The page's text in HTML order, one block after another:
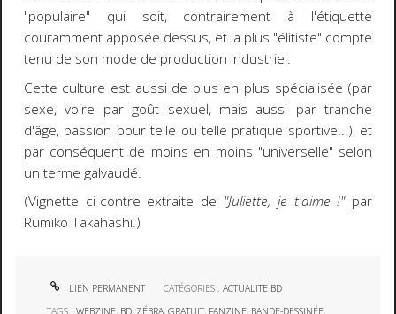
"populaire" qui soit, contrairement à l'étiquette
couramment apposée dessus, et la plus "élitiste" compte
tenu de son mode de production industriel.
Cette culture est aussi de plus en plus spécialisée (par
sexe, voire par goût sexuel, mais aussi par tranche
d'âge, passion pour telle ou telle pratique sportive...), et
par conséquent de moins en moins "universelle" selon
un terme galvaudé.
(Vignette ci-contre extraite de "Juliette, je t'aime !"par
Rumiko Takahashi.)
LIEN PERMANENT CATÉGORIES :ACTUALITE BD